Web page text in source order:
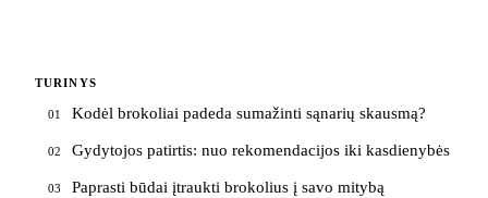
TURINYS
01 Kodėl brokoliai padeda sumažinti sąnarių skausmą?
02 Gydytojos patirtis: nuo rekomendacijos iki kasdienybės
03 Paprasti būdai įtraukti brokolius į savo mitybą